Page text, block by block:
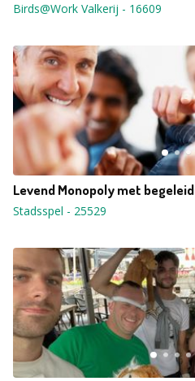
Birds@Work Valkerij - 16609
Levend Monopoly met
Stadsspel - 25529